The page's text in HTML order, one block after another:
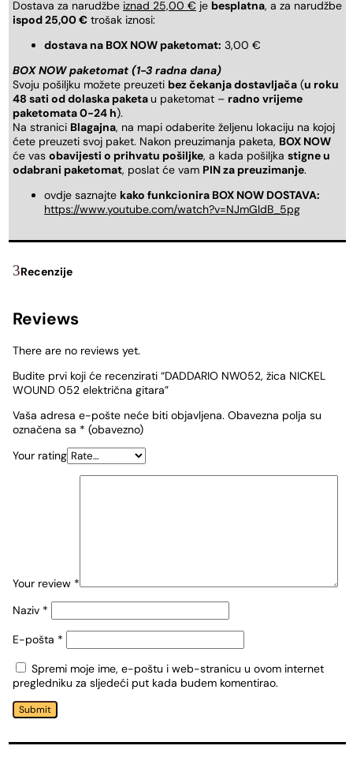
Dostava za narudžbe iznad 25,00 € je besplatna, a za narudžbe
ispod 25,00 € trošak iznosi:
dostava na BOX NOW paketomat: 3,00 €
BOX NOW paketomat (1-3 radna dana)
Svoju pošiljku možete preuzeti bez čekanja dostavljača (u roku
48 sati od dolaska paketau paketomat – radno vrijeme
paketomata 0-24 h).
Na stranici Blagajna, na mapi odaberite željenu lokaciju na kojoj
ćete preuzeti svoj paket. Nakon preuzimanja paketa, BOX NOW
će vas obavijesti o prihvatu pošiljke, a kada pošiljka stigne u
odabrani paketomat, poslat će vam PIN za preuzimanje.
ovdje saznajte kako funkcionira BOX NOW DOSTAVA:
https://www.youtube.com/watch?v=NJmGldB_5pg
Recenzije
Reviews
There are no reviews yet.
Budite prvi koji će recenzirati “DADDARIO NW052, žica NICKEL
WOUND 052 električna gitara”
Vaša adresa e-pošte neće biti objavljena. Obavezna polja su
označena sa * (obavezno)
Your rating
Your review *
Naziv *
E-pošta *
Spremi moje ime, e-poštu i web-stranicu u ovom internet
pregledniku za sljedeći put kada budem komentirao.
Submit